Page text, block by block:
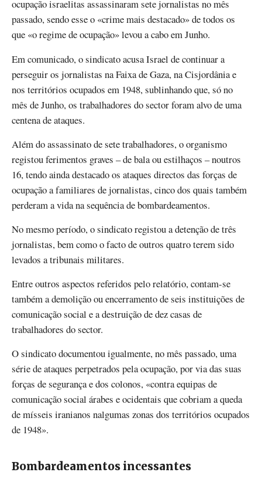
ocupação israelitas assassinaram sete jornalistas no mês
passado, sendo esse o «crime mais destacado» de todos os
que «o regime de ocupação» levou a cabo em Junho.
Em comunicado, o sindicato acusa Israel de continuar a
perseguir os jornalistas na Faixa de Gaza, na Cisjordânia e
nos territórios ocupados em 1948, sublinhando que, só no
mês de Junho, os trabalhadores do sector foram alvo de uma
centena de ataques.
Além do assassinato de sete trabalhadores, o organismo
registou ferimentos graves – de bala ou estilhaços – noutros
16, tendo ainda destacado os ataques directos das forças de
ocupação a familiares de jornalistas, cinco dos quais também
perderam a vida na sequência de bombardeamentos.
No mesmo período, o sindicato registou a detenção de três
jornalistas, bem como o facto de outros quatro terem sido
levados a tribunais militares.
Entre outros aspectos referidos pelo relatório, contam-se
também a demolição ou encerramento de seis instituições de
comunicação social e a destruição de dez casas de
trabalhadores do sector.
O sindicato documentou igualmente, no mês passado, uma
série de ataques perpetrados pela ocupação, por via das suas
forças de segurança e dos colonos, «contra equipas de
comunicação social árabes e ocidentais que cobriam a queda
de mísseis iranianos nalgumas zonas dos territórios ocupados
de 1948».
Bombardeamentos incessantes